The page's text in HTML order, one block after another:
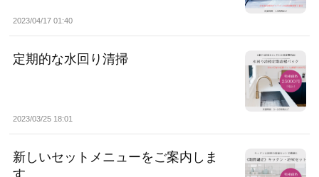
2023/04/17 01:40
定期的な水回り清掃
2023/03/25 18:01
新しいセットメニューをご案内しま
す。